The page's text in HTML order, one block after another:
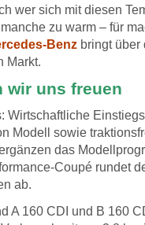
wer sich mit diesen
zu warm – für
Benz bringt über
Markt.
wir uns freuen
Wirtschaftliche
Modell sowie
das
Coupé rundet
ab.
A 160 CDI und B 160